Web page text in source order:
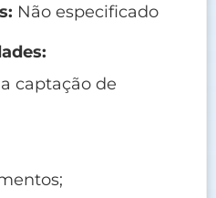
Não especificado
captação de